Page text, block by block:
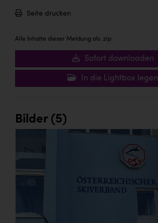
Seite drucken
Alle Inhalte dieser Meldung als .zip:
Sofort downloaden
In die Lightbox legen
Bilder (5)